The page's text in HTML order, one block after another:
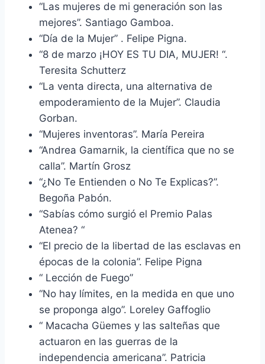
“Las mujeres de mi generación son las
mejores”. Santiago Gamboa.
“Día de la Mujer” . Felipe Pigna.
“8 de marzo ¡HOY ES TU DIA, MUJER! “.
Teresita Schutterz
“La venta directa, una alternativa de
empoderamiento de la Mujer”. Claudia
Gorban.
“Mujeres inventoras”. María Pereira
“Andrea Gamarnik, la científica que no se
calla”. Martín Grosz
“¿No Te Entienden o No Te Explicas?”.
Begoña Pabón.
“Sabías cómo surgió el Premio Palas
Atenea? “
“El precio de la libertad de las esclavas en
épocas de la colonia”. Felipe Pigna
“ Lección de Fuego”
“No hay límites, en la medida en que uno
se proponga algo”. Loreley Gaffoglio
“ Macacha Güemes y las salteñas que
actuaron en las guerras de la
independencia americana”. Patricia